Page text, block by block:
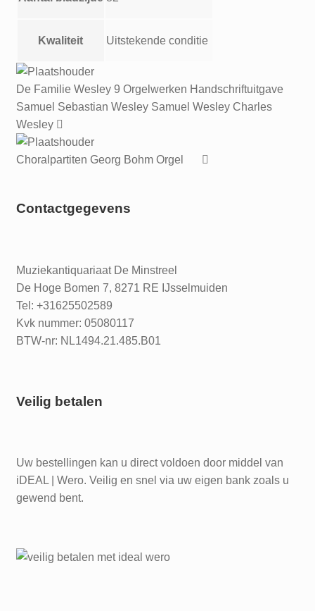
Morti
aantal
Kwaliteit Uitstekende conditie
De Familie Wesley 9 Orgelwerken Handschriftuitgave
Samuel Sebastian Wesley Samuel Wesley Charles
Wesley
Choralpartiten Georg Bohm Orgel
Contactgegevens
Muziekantiquariaat De Minstreel
De Hoge Bomen 7, 8271 RE IJsselmuiden
Tel: +31625502589
Kvk nummer: 05080117
BTW-nr: NL1494.21.485.B01
Veilig betalen
Uw bestellingen kan u direct voldoen door middel van
iDEAL | Wero. Veilig en snel via uw eigen bank zoals u
gewend bent.